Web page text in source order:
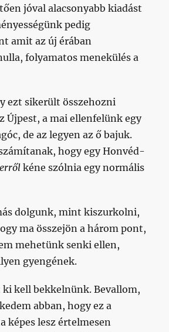
jóval alacsonyabb kiadást
pedig
amit az új érában
folyamatos menekülés a
ezt sikerült összehozni
Újpest, a mai ellenfelünk egy
de az legyen az ő bajuk.
hogy egy Honvéd-
erről kéne szólnia egy normális
dolgunk, mint kiszurkolni,
ma összejön a három pont,
mehetünk senki ellen,
gyengének.
kell bekkelnünk. Bevallom,
abban, hogy ez a
képes lesz értelmesen